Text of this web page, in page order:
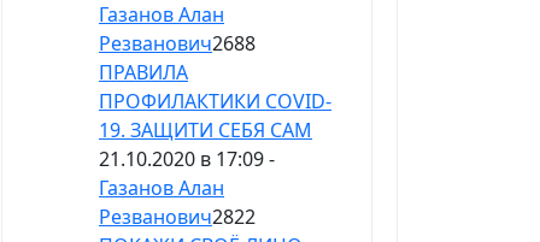
Газанов Алан
Резванович2688
ПРАВИЛА
ПРОФИЛАКТИКИ COVID-
19. ЗАЩИТИ СЕБЯ САМ
21.10.2020 в 17:09 -
Газанов Алан
Резванович2822